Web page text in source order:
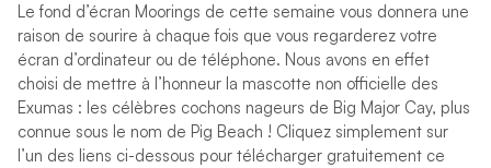
Le fond d’écran Moorings de cette semaine vous donnera une
raison de sourire à chaque fois que vous regarderez votre
écran d’ordinateur ou de téléphone. Nous avons en effet
choisi de mettre à l’honneur la mascotte non officielle des
Exumas : les célèbres cochons nageurs de Big Major Cay, plus
connue sous le nom de Pig Beach ! Cliquez simplement sur
l’un des liens ci-dessous pour télécharger gratuitement ce